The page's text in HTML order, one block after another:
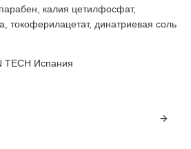
калия цетилфосфат,
токоферилацетат, динатриевая соль
TECH Испания